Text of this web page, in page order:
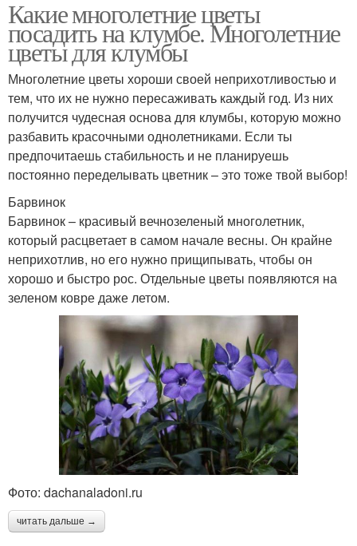
Какие многолетние цветы
посадить на клумбе. Многолетние
цветы для клумбы
Многолетние цветы хороши своей неприхотливостью и
тем, что их не нужно пересаживать каждый год. Из них
получится чудесная основа для клумбы, которую можно
разбавить красочными однолетниками. Если ты
предпочитаешь стабильность и не планируешь
постоянно переделывать цветник – это тоже твой выбор!
Барвинок
Барвинок – красивый вечнозеленый многолетник,
который расцветает в самом начале весны. Он крайне
неприхотлив, но его нужно прищипывать, чтобы он
хорошо и быстро рос. Отдельные цветы появляются на
зеленом ковре даже летом.
Фото: dachanaladoni.ru
читать дальше →